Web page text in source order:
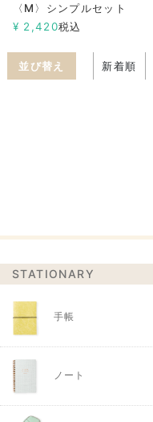
〈M〉シンプルセット
¥ 2,420税込
並び替え 新着順
STATIONARY
手帳
ノート